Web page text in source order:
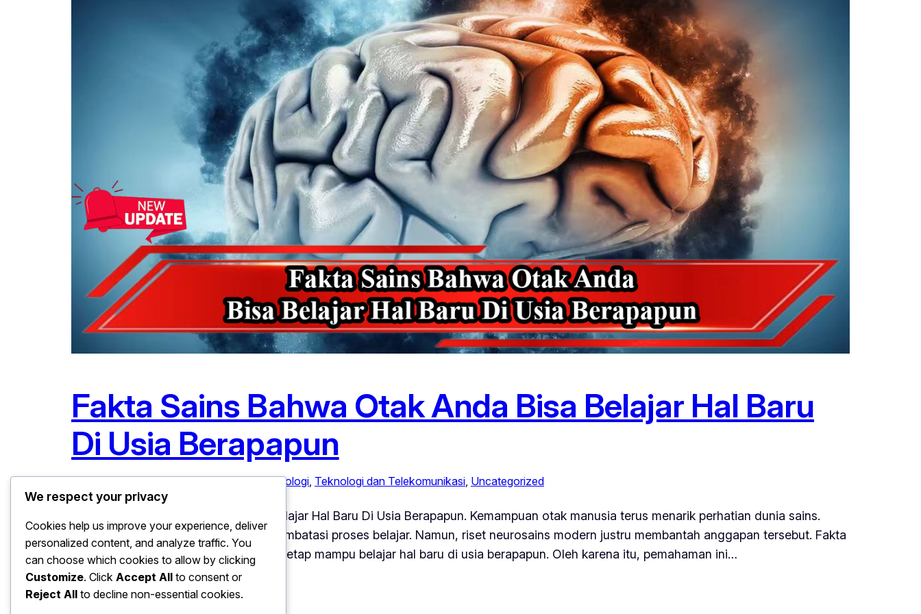
Fakta Sains Bahwa Otak Anda Bisa Belajar Hal Baru
Di Usia Berapapun
Januari 1, 2026Kesehatan, Pendidikan, Psikologi, Teknologi dan Telekomunikasi, Uncategorized
Fakta Sains Bahwa Otak Anda Bisa Belajar Hal Baru Di Usia Berapapun. Kemampuan otak manusia terus menarik perhatian dunia sains.
Banyak orang percaya bahwa usia membatasi proses belajar. Namun, riset neurosains modern justru membantah anggapan tersebut. Fakta
sains menunjukkan bahwa otak Anda tetap mampu belajar hal baru di usia berapapun. Oleh karena itu, pemahaman ini…
We respect your privacy
Cookies help us improve your experience, deliver
personalized content, and analyze traffic. You
can choose which cookies to allow by clicking
Customize. Click Accept All to consent or
Reject All to decline non-essential cookies.